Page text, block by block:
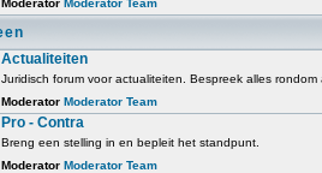
Moderator Moderator Team
Actualiteiten
Juridisch forum voor actualiteiten. Bespreek alles
Moderator Moderator Team
Pro - Contra
Breng een stelling in en bepleit het standpunt.
Moderator Moderator Team